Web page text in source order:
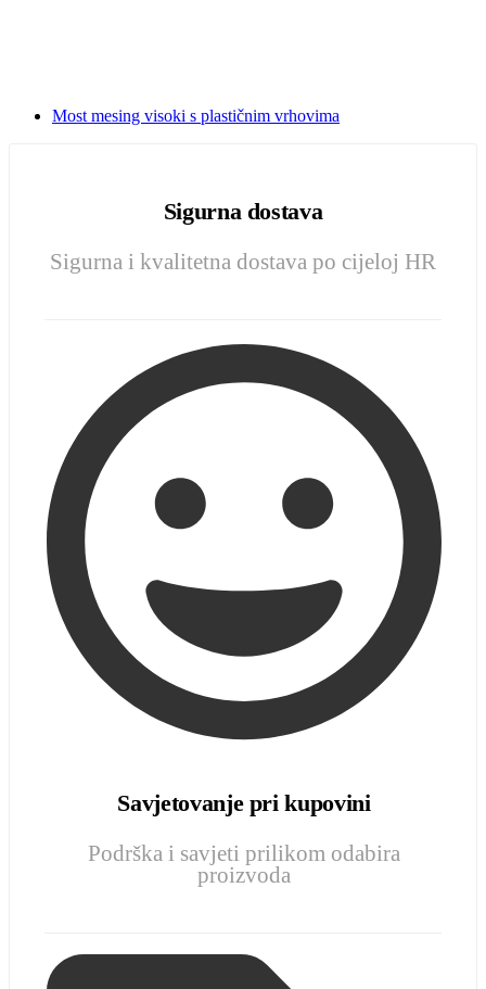
Most mesing visoki s plastičnim vrhovima
Sigurna dostava
Sigurna i kvalitetna dostava po cijeloj HR
Savjetovanje pri kupovini
Podrška i savjeti prilikom odabira
proizvoda